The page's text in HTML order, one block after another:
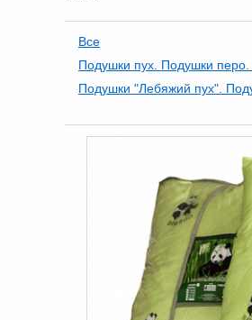
Все
Подушки пух. Подушки перо.
Подушки "Лебяжий пух".